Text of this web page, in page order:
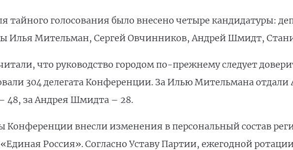
тайного голосования было внесено четыре кандидатуры:
Илья Мительман, Сергей Овчинников, Андрей Шмидт,
что руководство городом по-прежнему следует
304 делегата Конференции. За Илью Мительмана отдали
48, за Андрея Шмидта – 28.
Конференции внесли изменения в персональный состав
Россия». Согласно Уставу Партии, ежегодной